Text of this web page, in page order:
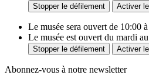
Stopper le défilement Activer
Le musée sera ouvert de 10:00
Le musée est ouvert du mardi
Stopper le défilement Activer
Abonnez-vous à notre newsletter